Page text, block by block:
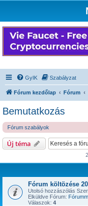
GyIK Szabályzat
Fórum kezdőlap Fórum
Bemutatkozás
Fórum szabályok
Új téma
Fórum költözése
Utolsó hozzászólás
Elküldve Fórum:
Válaszok: 4